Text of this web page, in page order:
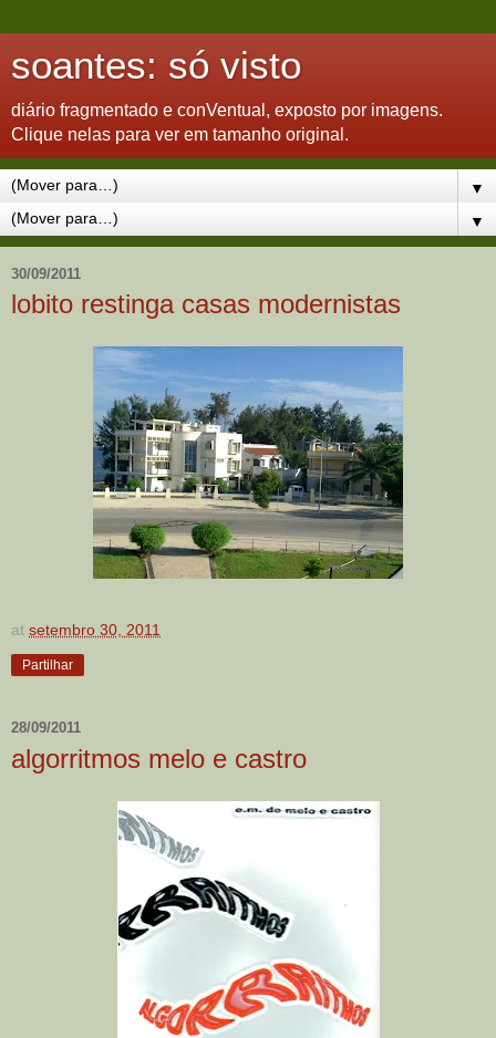
soantes: só visto
diário fragmentado e conVentual, exposto por imagens.
Clique nelas para ver em tamanho original.
▼
▼
30/09/2011
lobito restinga casas modernistas
at setembro 30, 2011
Partilhar
28/09/2011
algorritmos melo e castro